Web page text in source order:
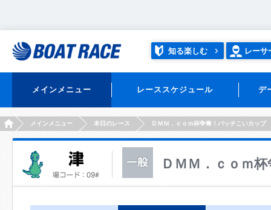
知る楽しむ レーサ
メインメニュー レーススケジュール デ
HOMEメインメニュー 本日のレース ＤＭＭ．ｃｏｍ杯争奪！バッチこいカップ
ＤＭＭ．ｃｏｍ